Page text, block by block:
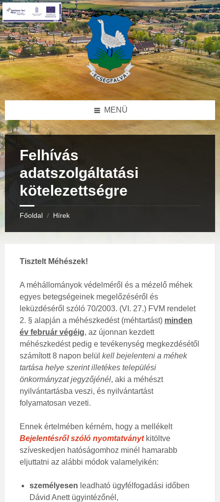
Skip
to
content
Skip
to
right
sidebar
Skip
to
footer
MENÜ
Felhívás
adatszolgáltatási
kötelezettségre
Főoldal / Hírek
Tisztelt Méhészek!
A méhállományok védelméről és a mézelő méhek
egyes betegségeinek megelőzéséről és
leküzdéséről szóló 70/2003. (VI. 27.) FVM rendelet
2. § alapján a méhészkedést (méhtartást) minden
év február végéig, az újonnan kezdett
méhészkedést pedig e tevékenység megkezdésétől
számított 8 napon belül kell bejelenteni a méhek
tartása helye szerint illetékes települési
önkormányzat jegyzőjénél, aki a méhészt
nyilvántartásba veszi, és nyilvántartást
folyamatosan vezeti.
Ennek értelmében kérném, hogy a mellékelt
Bejelentésről szóló nyomtatványtkitöltve
szíveskedjen hatóságomhoz minél hamarabb
eljuttatni az alábbi módok valamelyikén:
személyesen leadható ügyfélfogadási időben
Dávid Anett ügyintézőnél,